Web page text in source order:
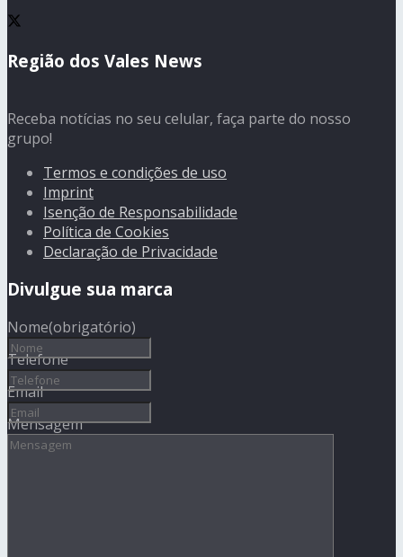
Região dos Vales News
Receba notícias no seu celular, faça parte do nosso
grupo!
Termos e condições de uso
Imprint
Isenção de Responsabilidade
Política de Cookies
Declaração de Privacidade
Divulgue sua marca
Nome(obrigatório)
Telefone
Email
Mensagem